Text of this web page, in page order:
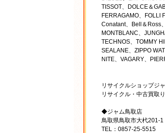
TISSOT、DOLCE＆
FERRAGAMO、FOLLI
Conatant、Bell＆Ross
MONTBLANC、
TECHNOS、TOMMY
SEALANE、ZIPPO
NITE、VAGARY、
リサイクルショップジ
リサイクル・中古買
◆ジャム鳥取店
鳥取県鳥取市大杙201-1
TEL：0857-25-5515